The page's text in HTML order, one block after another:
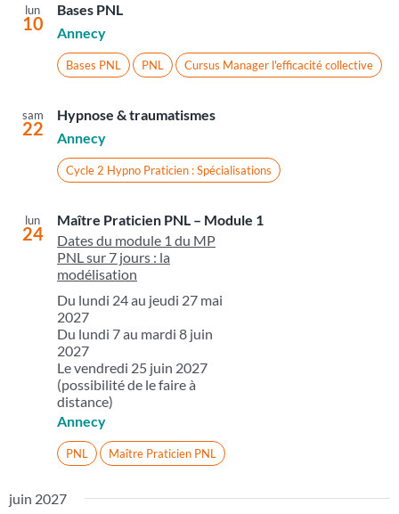
lun
10
Bases PNL
Annecy
Bases PNL PNL Cursus Manager l'efficacité collective
sam
22
Hypnose & traumatismes
Annecy
Cycle 2 Hypno Praticien : Spécialisations
lun
24
Maître Praticien PNL – Module 1
Dates du module 1 du MP
PNL sur 7 jours : la
modélisation
Du lundi 24 au jeudi 27 mai
2027
Du lundi 7 au mardi 8 juin
2027
Le vendredi 25 juin 2027
(possibilité de le faire à
distance)
Annecy
PNL Maître Praticien PNL
juin 2027